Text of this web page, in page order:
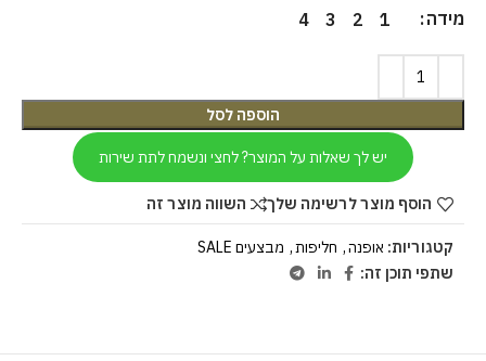
מידה 1
2
3
4
הוספה לסל
יש לך שאלות על המוצר? לחצי ונשמח לתת שירות
הוסף מוצר לרשימה שלך השווה מוצר זה
קטגוריות: אופנה, חליפות, מבצעים SALE
שתפי תוכן זה: